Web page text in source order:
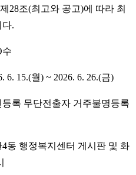
28조(최고와 공고)에 따라 최
다.
수
6. 15.(월) ~ 2026. 6. 26.(금)
등록 무단전출자 거주불명등록
동 행정복지센터 게시판 및 화